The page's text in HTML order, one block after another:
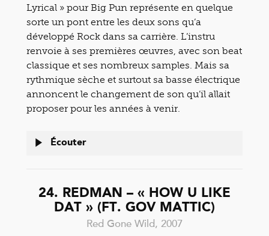
Lyrical » pour Big Pun représente en quelque
sorte un pont entre les deux sons qu’a
développé Rock dans sa carrière. L’instru
renvoie à ses premières œuvres, avec son beat
classique et ses nombreux samples. Mais sa
rythmique sèche et surtout sa basse électrique
annoncent le changement de son qu’il allait
proposer pour les années à venir.
Écouter
24. REDMAN – « HOW U LIKE
DAT » (FT. GOV MATTIC)
Red Gone Wild, 2007